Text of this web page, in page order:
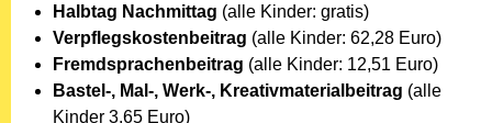
Halbtag Nachmittag (alle Kinder: gratis)
Verpflegskostenbeitrag (alle Kinder: 62,28 Euro)
Fremdsprachenbeitrag (alle Kinder: 12,51 Euro)
Bastel-, Mal-, Werk-, Kreativmaterialbeitrag (alle
Kinder 3,65 Euro)